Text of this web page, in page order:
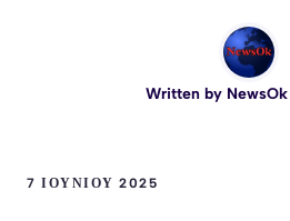
Written by
7 ΙΟΥΝΊΟΥ 2025